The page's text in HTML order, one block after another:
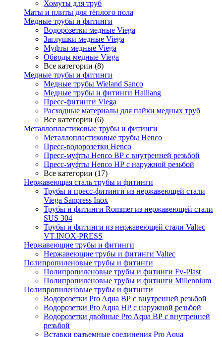
Хомуты для труб
Маты и плиты для тёплого пола
Медные трубы и фитинги
Водорозетки медные Viega
Заглушки медные Viega
Муфты медные Viega
Обводы медные Viega
Все категории (8)
Медные трубы и фитинги
Медные трубы Wieland Sanco
Медные трубы и фитинги Hailiang
Пресс-фитинги Viega
Расходные материалы для пайки медных труб
Все категории (6)
Металлопластиковые трубы и фитинги
Металлопластиковые трубы Henco
Пресс-водорозетки Henco
Пресс-муфты Henco ВР с внутренней резьбой
Пресс-муфты Henco НР с наружной резьбой
Все категории (17)
Нержавеющая сталь трубы и фитинги
Трубы и пресс-фитинги из нержавеющей стали
Viega Sanpress Inox
Трубы и фитинги Rommer из нержавеющей стали
SUS 304
Трубы и фитинги из нержавеющей стали Valtec
VT.INOX-PRESS
Нержавеющие трубы и фитинги
Нержавеющие трубы и фитинги Valtec
Полипропиленовые трубы и фитинги
Полипропиленовые трубы и фитинги Fv-Plast
Полипропиленовые трубы и фитинги Millennium
Полипропиленовые трубы и фитинги
Водорозетки Pro Aqua ВР с внутренней резьбой
Водорозетки Pro Aqua НР с наружной резьбой
Водорозетки двойные Pro Aqua ВР с внутренней
резьбой
Вставки разъемные соединения Pro Aqua